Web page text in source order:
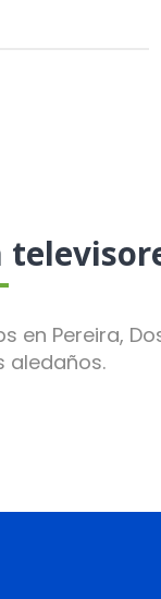
en Pereira,
aledaños.